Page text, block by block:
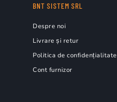
BNT SISTEM SRL
Despre noi
Livrare și retur
Politica de confidențialitate
Cont furnizor